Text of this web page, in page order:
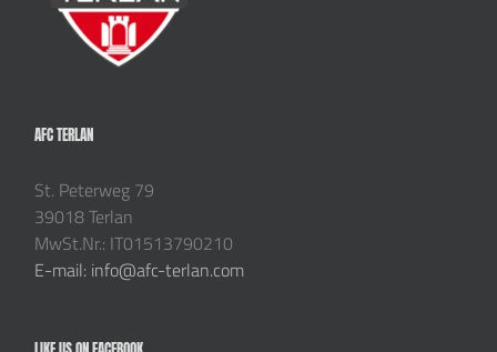
AFC TERLAN
St. Peterweg 79
39018 Terlan
MwSt.Nr.: IT01513790210
E-mail: info@afc-terlan.com